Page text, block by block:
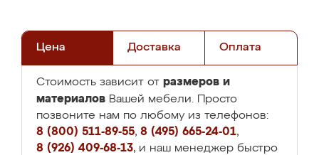
Цена Доставка Оплата
Стоимость зависит от размеров и
материалов Вашей мебели. Просто
позвоните нам по любому из телефонов:
8 (800) 511-89-55, 8 (495) 665-24-01,
8 (926) 409-68-13, и наш менеджер быстро